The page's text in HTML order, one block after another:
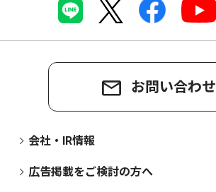
お問い合わせ
会社・IR情報
広告掲載をご検討の方へ